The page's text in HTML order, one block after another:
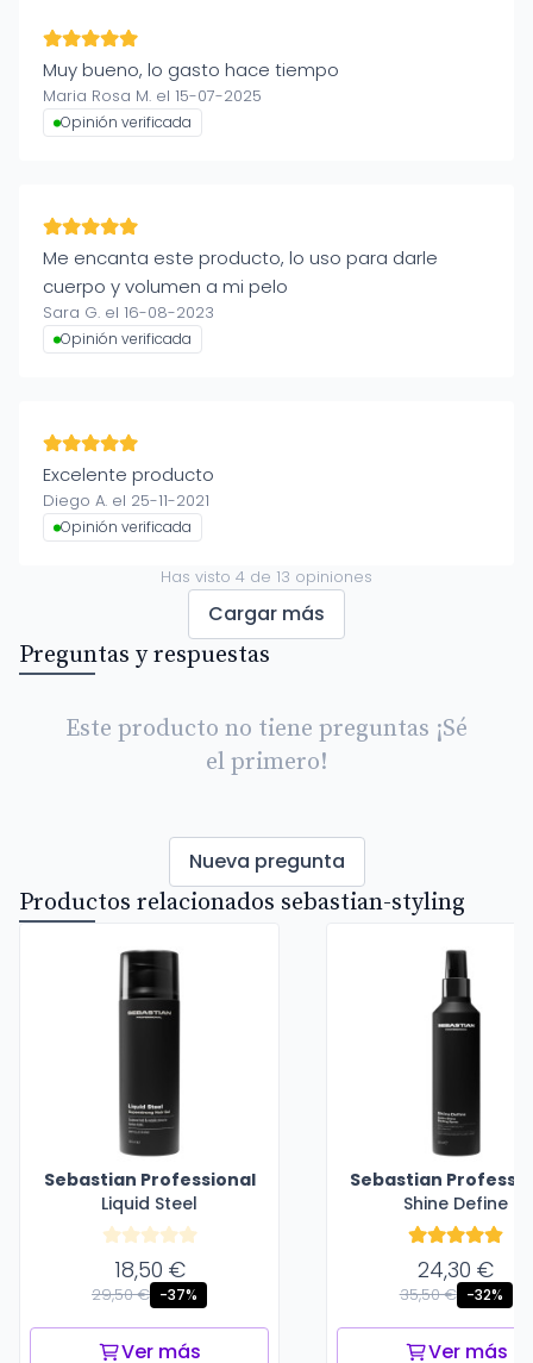
Muy bueno, lo gasto hace tiempo
Maria Rosa M. el 15-07-2025
Opinión verificada
Me encanta este producto, lo uso para darle
cuerpo y volumen a mi pelo
Sara G. el 16-08-2023
Opinión verificada
Excelente producto
Diego A. el 25-11-2021
Opinión verificada
Has visto 4 de 13 opiniones
Cargar más
Preguntas y respuestas
Este producto no tiene preguntas ¡Sé
el primero!
Nueva pregunta
Productos relacionados sebastian-styling
Sebastian Professional
Liquid Steel
18,50 €
29,50 € -37%
Ver más
Sebastian
Shine Define
24,30 €
35,50 € -32%
Ver más